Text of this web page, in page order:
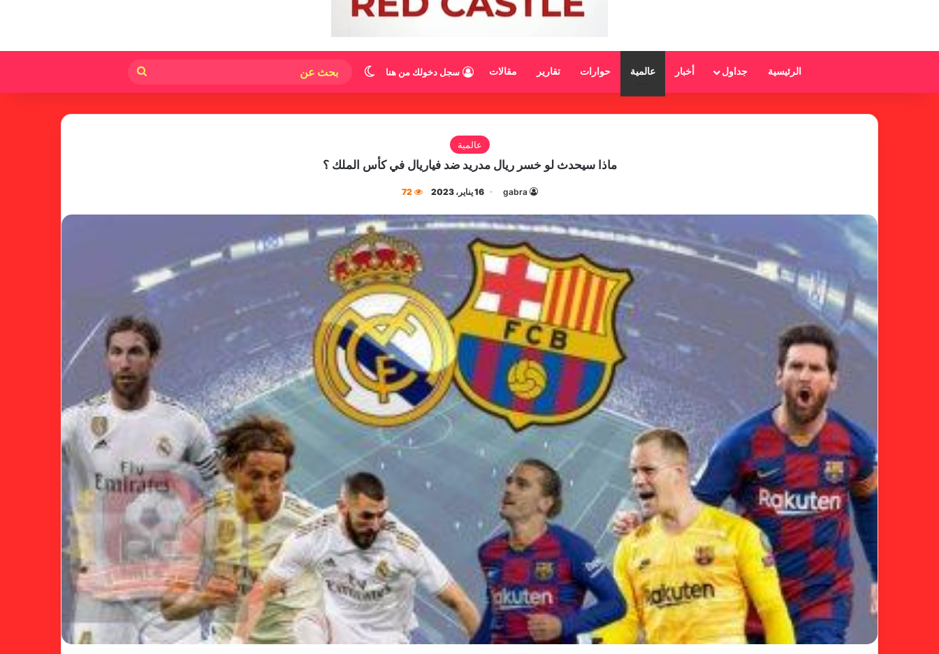
الرئيسية جداول أخبار عالمية حوارات تقارير مقالات سجل دخولك من هنا الوضع المظلم
عن
عالمية
ماذا سيحدث لو خسر ريال مدريد ضد فياريال في كأس الملك ؟
gabra 16 يناير، 2023 72